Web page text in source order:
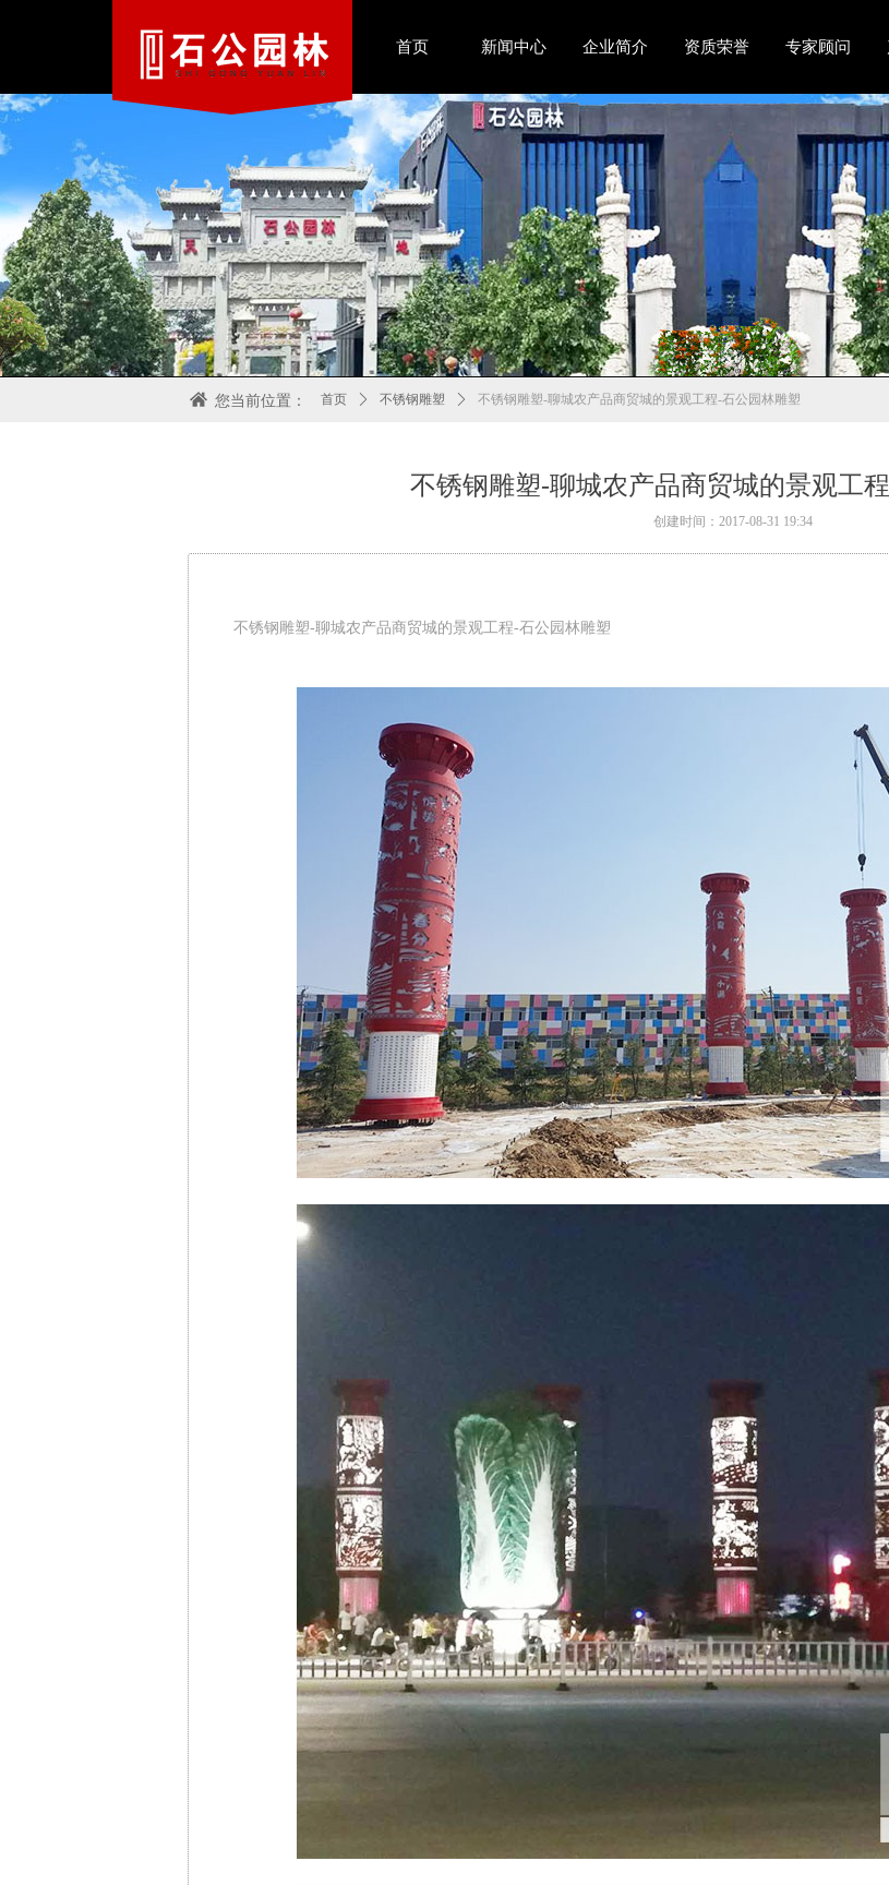
首页 新闻中心 企业简介 资质荣誉 专家顾问
首页 ꄲ 不锈钢雕塑 ꄲ 不锈钢雕塑-聊城农产品商贸城的景观工程-石公园林雕塑
不锈钢雕塑-聊城农产品商贸城的景观工
不锈钢雕塑-聊城农产品商贸城的景观工程-石公园林雕塑
您当前位置：
创建时间： 2017-08-31 19:34